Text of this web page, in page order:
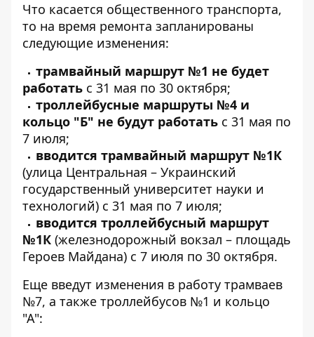
Что касается общественного транспорта,
то на время ремонта запланированы
следующие изменения:
трамвайный маршрут №1 не будет
работать с 31 мая по 30 октября;
троллейбусные маршруты №4 и
кольцо "Б" не будут работать с 31 мая по
7 июля;
вводится трамвайный маршрут №1К
(улица Центральная – Украинский
государственный университет науки и
технологий) с 31 мая по 7 июля;
вводится троллейбусный маршрут
№1К (железнодорожный вокзал – площадь
Героев Майдана) с 7 июля по 30 октября.
Еще введут изменения в работу трамваев
№7, а также троллейбусов №1 и кольцо
"А":